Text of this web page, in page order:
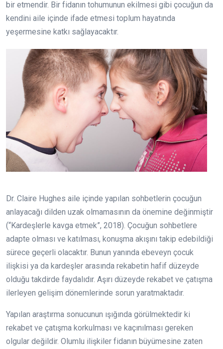
bir etmendir. Bir fidanın tohumunun ekilmesi gibi çocuğun da
kendini aile içinde ifade etmesi toplum hayatında
yeşermesine katkı sağlayacaktır.
Dr. Claire Hughes aile içinde yapılan sohbetlerin çocuğun
anlayacağı dilden uzak olmamasının da önemine değinmiştir
(“Kardeşlerle kavga etmek”, 2018). Çocuğun sohbetlere
adapte olması ve katılması, konuşma akışını takip edebildiği
sürece geçerli olacaktır. Bunun yanında ebeveyn çocuk
ilişkisi ya da kardeşler arasında rekabetin hafif düzeyde
olduğu takdirde faydalıdır. Aşırı düzeyde rekabet ve çatışma
ilerleyen gelişim dönemlerinde sorun yaratmaktadır.
Yapılan araştırma sonucunun ışığında görülmektedir ki
rekabet ve çatışma korkulması ve kaçınılması gereken
olgular değildir. Olumlu ilişkiler fidanın büyümesine zaten